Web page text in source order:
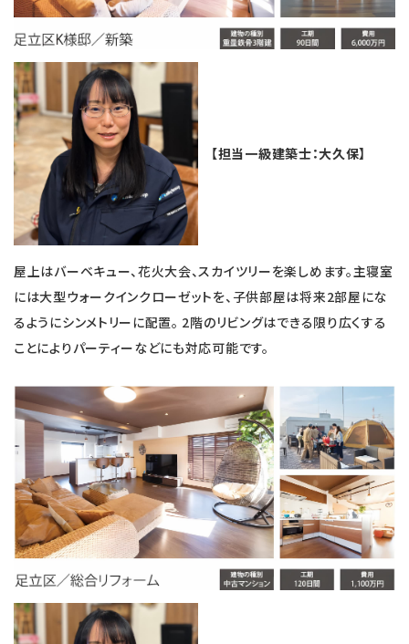
【担当一級建築士：大久保】
屋上はバーベキュー、花火大会、スカイツリーを楽しめます。主寝室
には大型ウォークインクローゼットを、子供部屋は将来2部屋にな
るようにシンメトリーに配置。 2階のリビングはできる限り広くする
ことによりパーティーなどにも対応可能です。